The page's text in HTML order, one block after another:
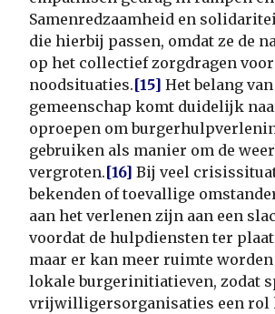
Samenredzaamheid en
die hierbij passen, omdat ze de
op het collectief zorgdragen
noodsituaties.[15] Het belang van
gemeenschap komt duidelijk
oproepen om
gebruiken als manier om de
vergroten.[16] Bij veel
bekenden of toevallige
aan het verlenen zijn aan een
voordat de hulpdiensten ter
maar er kan meer ruimte worden
lokale burgerinitiatieven, zodat
vrijwilligersorganisaties een rol